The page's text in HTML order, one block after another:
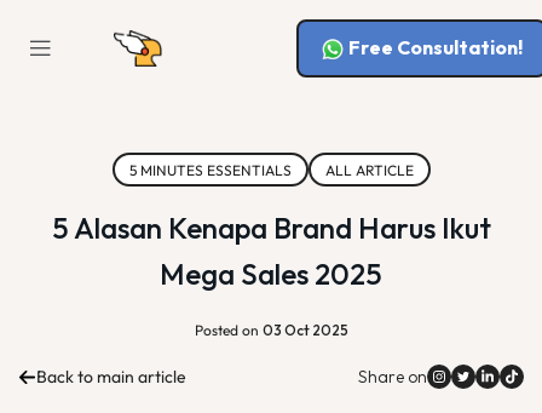
Free Consultation!
5 MINUTES ESSENTIALS ALL ARTICLE
5 Alasan Kenapa Brand Harus Ikut
Mega Sales 2025
Posted on 03 Oct 2025
Back to main article Share on